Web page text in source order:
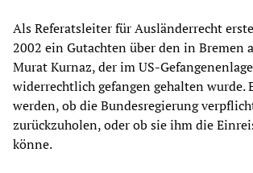
Als Referatsleiter für Ausländerrecht
2002 ein Gutachten über den in Bremen
Murat Kurnaz, der im US-
widerrechtlich gefangen gehalten wurde.
werden, ob die Bundesregierung
zurückzuholen, oder ob sie ihm die
könne.